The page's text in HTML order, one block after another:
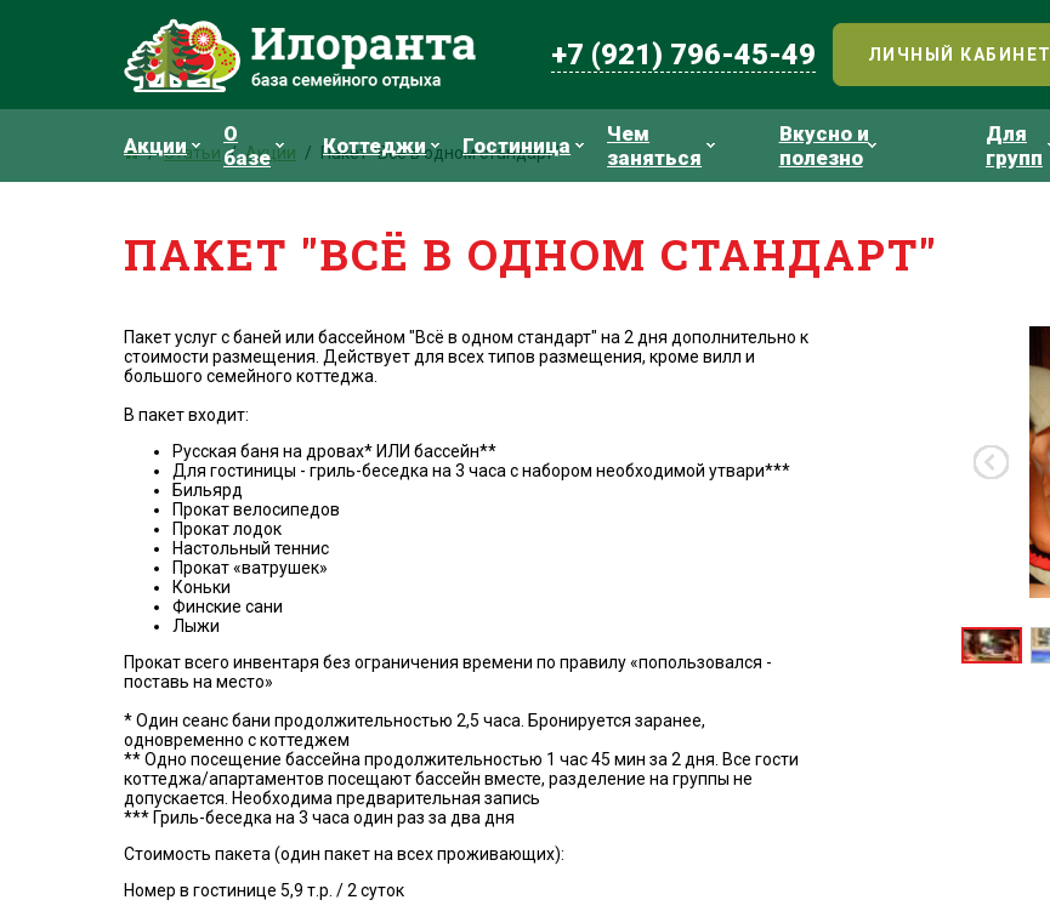
+7 (921) 796-45-49 ЛИЧНЫЙ КАБИНЕТ
Акции
О
базе
Коттеджи Гостиница
Чем
заняться
Вкусно и
полезно
Для
групп
Статьи Акции Пакет "Всё в одном стандарт"
ПАКЕТ "ВСЁ В ОДНОМ СТАНДАРТ"
Пакет услуг с баней или бассейном "Всё в одном стандарт" на 2 дня дополнительно к
стоимости размещения. Действует для всех типов размещения, кроме вилл и
большого семейного коттеджа.
В пакет входит:
Русская баня на дровах* ИЛИ бассейн**
Для гостиницы - гриль-беседка на 3 часа с набором необходимой утвари***
Бильярд
Прокат велосипедов
Прокат лодок
Настольный теннис
Прокат «ватрушек»
Коньки
Финские сани
Лыжи
Прокат всего инвентаря без ограничения времени по правилу «попользовался -
поставь на место»
* Один сеанс бани продолжительностью 2,5 часа. Бронируется заранее,
одновременно с коттеджем
** Одно посещение бассейна продолжительностью 1 час 45 мин за 2 дня. Все гости
коттеджа/апартаментов посещают бассейн вместе, разделение на группы не
допускается. Необходима предварительная запись
*** Гриль-беседка на 3 часа один раз за два дня
Стоимость пакета (один пакет на всех проживающих):
Номер в гостинице 5,9 т.р. / 2 суток